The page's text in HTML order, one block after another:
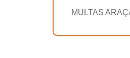
MULTAS